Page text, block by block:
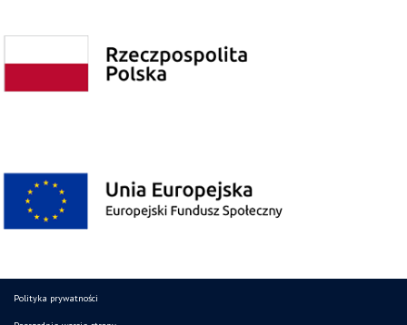
Polityka prywatności